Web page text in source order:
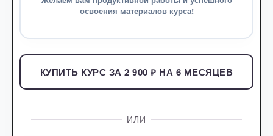
освоения материалов курса!
КУПИТЬ КУРС ЗА 2 900 ₽ НА 6 МЕСЯЦЕВ
ИЛИ